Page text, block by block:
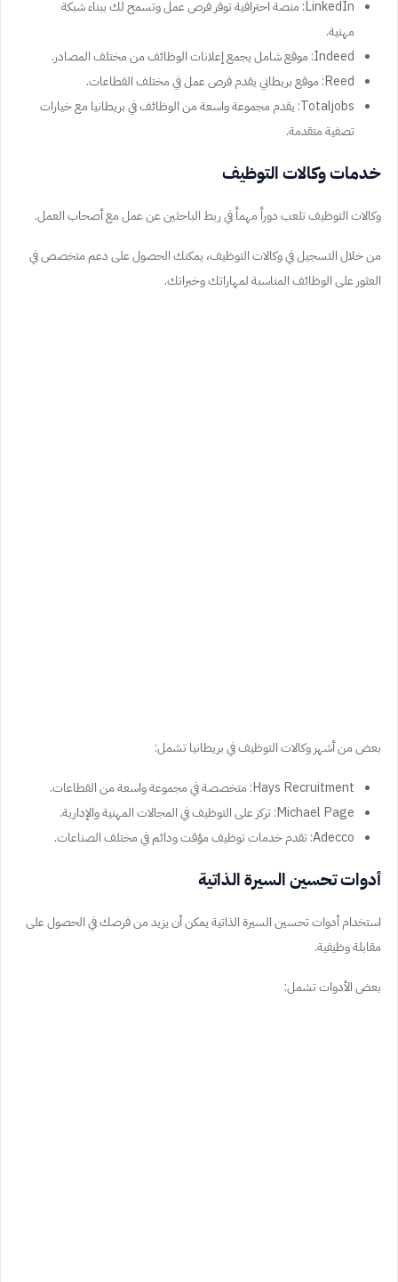
LinkedIn: منصة احترافية توفر فرص عمل وتسمح لك ببناء شبكة
مهنية.
Indeed: موقع شامل يجمع إعلانات الوظائف من مختلف المصادر.
Reed: موقع بريطاني يقدم فرص عمل في مختلف القطاعات.
Totaljobs: يقدم مجموعة واسعة من الوظائف في بريطانيا مع خيارات
تصفية متقدمة.
خدمات وكالات التوظيف
وكالات التوظيف تلعب دوراً مهماً في ربط الباحثين عن عمل مع أصحاب العمل.
من خلال التسجيل في وكالات التوظيف، يمكنك الحصول على دعم متخصص في
العثور على الوظائف المناسبة لمهاراتك وخبراتك.
بعض من أشهر وكالات التوظيف في بريطانيا تشمل:
Hays Recruitment: متخصصة في مجموعة واسعة من القطاعات.
Michael Page: تركز على التوظيف في المجالات المهنية والإدارية.
Adecco: تقدم خدمات توظيف مؤقت ودائم في مختلف الصناعات.
أدوات تحسين السيرة الذاتية
استخدام أدوات تحسين السيرة الذاتية يمكن أن يزيد من فرصك في الحصول على
مقابلة وظيفية.
بعض الأدوات تشمل: